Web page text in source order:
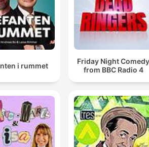
i rummet
Friday Night Comedy
from BBC Radio 4